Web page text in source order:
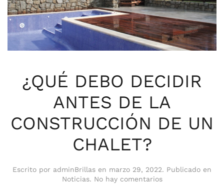
¿QUÉ DEBO DECIDIR
ANTES DE LA
CONSTRUCCIÓN DE UN
CHALET?
Escrito por adminBrillas en marzo 29, 2022. Publicado en
Noticias. No hay comentariosen